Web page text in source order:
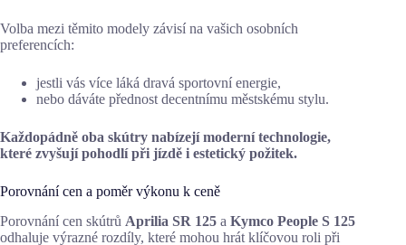
Volba mezi těmito modely závisí na vašich osobních
preferencích:
jestli vás více láká dravá sportovní energie,
nebo dáváte přednost decentnímu městskému stylu.
Každopádně oba skútry nabízejí moderní technologie,
které zvyšují pohodlí při jízdě i estetický požitek.
Porovnání cen a poměr výkonu k ceně
Porovnání cen skútrů Aprilia SR 125 a Kymco People S 125
odhaluje výrazné rozdíly, které mohou hrát klíčovou roli při